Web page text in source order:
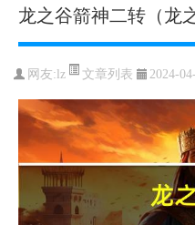
龙之谷箭神二转（龙
网友: lz 文章列表 2024-